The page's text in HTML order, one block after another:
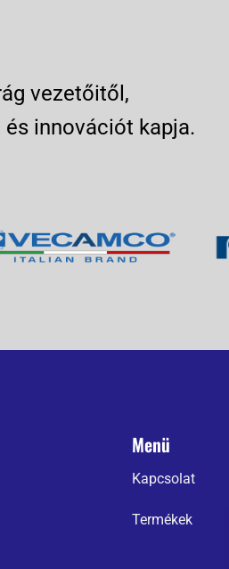
vezetőitől,
innovációt kapja.
Menü
Kapcsolat
Termékek